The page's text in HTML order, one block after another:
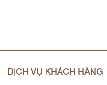
DỊCH VỤ KHÁCH HÀNG